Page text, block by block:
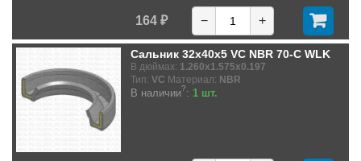
164 ₽ − +
Сальник 32x40x5 VC NBR 70-C WLK
В дюймах: 1.260x1.575x0.197
Тип: VC Материал: NBR
В наличии?: 1 шт.